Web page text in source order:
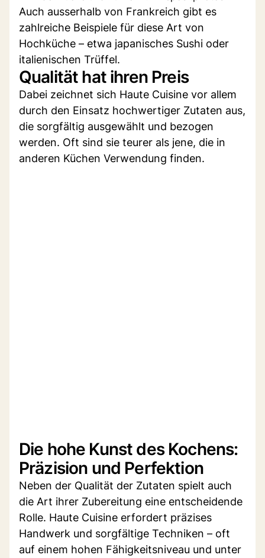
Auch ausserhalb von Frankreich gibt es
zahlreiche Beispiele für diese Art von
Hochküche – etwa japanisches Sushi oder
italienischen Trüffel.
Qualität hat ihren Preis
Dabei zeichnet sich Haute Cuisine vor allem
durch den Einsatz hochwertiger Zutaten aus,
die sorgfältig ausgewählt und bezogen
werden. Oft sind sie teurer als jene, die in
anderen Küchen Verwendung finden.
Die hohe Kunst des Kochens:
Präzision und Perfektion
Neben der Qualität der Zutaten spielt auch
die Art ihrer Zubereitung eine entscheidende
Rolle. Haute Cuisine erfordert präzises
Handwerk und sorgfältige Techniken – oft
auf einem hohen Fähigkeitsniveau und unter